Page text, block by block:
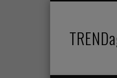
PinterestVimeo